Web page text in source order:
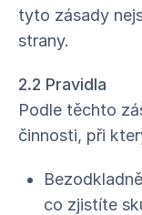
tyto zásady
strany.
2.2 Pravidla
Podle těchto
činnosti, při
co zjistíte